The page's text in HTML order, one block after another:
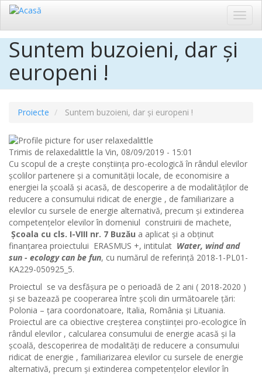
Sari
conținutul
principal
Suntem buzoieni, dar şi
europeni !
Proiecte Suntem buzoieni, dar şi europeni !
Trimis de relaxedalittle la Vin, 08/09/2019 - 15:01
Cu scopul de a crește conștiința pro-ecologică în rândul elevilor
școlilor partenere și a comunității locale, de economisire a
energiei la școală și acasă, de descoperire a de modalităților de
reducere a consumului ridicat de energie , de familiarizare a
elevilor cu sursele de energie alternativă, precum și extinderea
competențelor elevilor în domeniul construirii de machete,
Şcoala cu cls. I-VIII nr. 7 Buzău a aplicat şi a obţinut
finanţarea proiectului ERASMUS +, intitulat Water, wind and
sun - ecology can be fun, cu numărul de referință 2018-1-PL01-
KA229-050925_5.
Proiectul se va desfăşura pe o perioadă de 2 ani ( 2018-2020 )
și se bazează pe cooperarea între şcoli din următoarele ţări:
Polonia – ţara coordonatoare, Italia, România şi Lituania.
Proiectul are ca obiective creșterea conștiinței pro-ecologice în
rândul elevilor , calcularea consumului de energie acasă și la
școală, descoperirea de modalități de reducere a consumului
ridicat de energie , familiarizarea elevilor cu sursele de energie
alternativă, precum și extinderea competențelor elevilor în